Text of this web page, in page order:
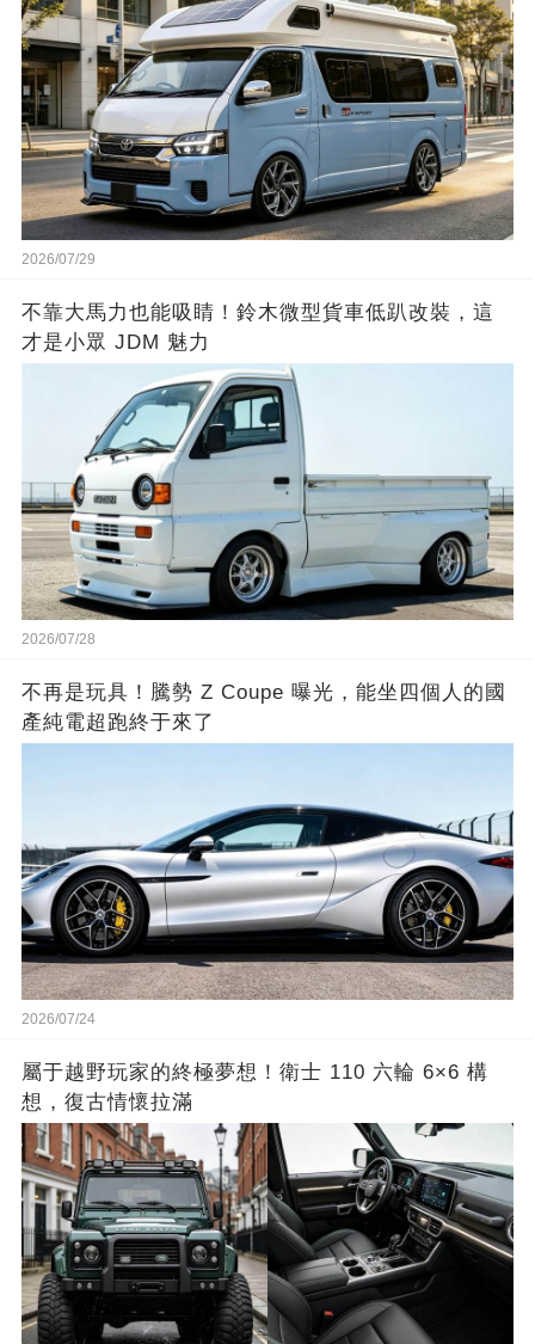
2026/07/29
不靠大馬力也能吸睛！鈴木微型貨車低趴改裝，這
才是小眾 JDM 魅力
2026/07/28
不再是玩具！騰勢 Z Coupe 曝光，能坐四個人的國
產純電超跑終于來了
2026/07/24
屬于越野玩家的終極夢想！衛士 110 六輪 6×6 構
想，復古情懷拉滿